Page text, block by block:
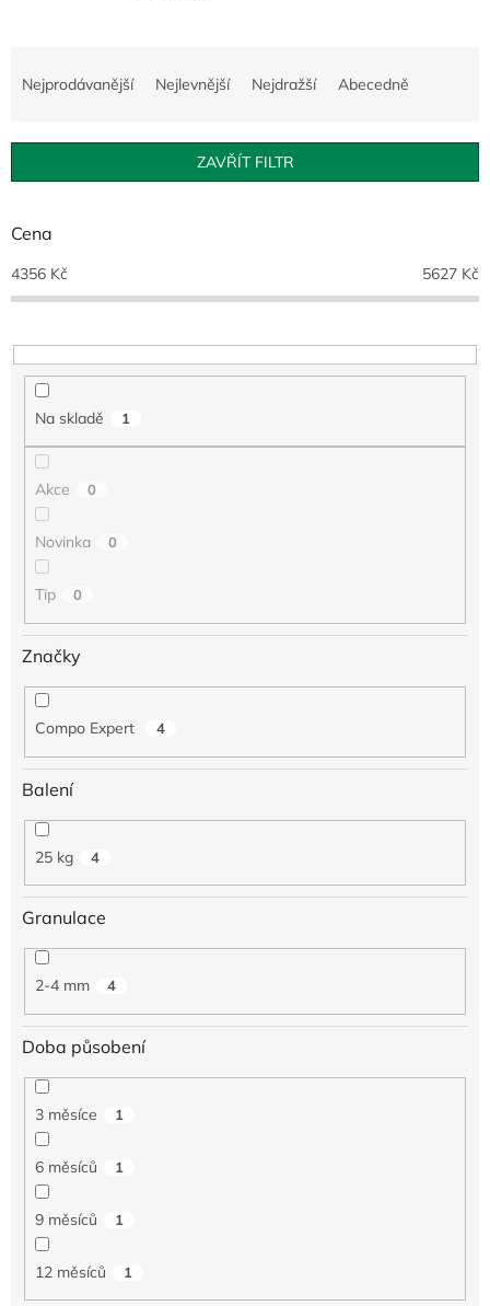
í
r
d
u
t
ů
Nejprodávanější Nejlevnější Nejdražší Abecedně
ZAVŘÍT FILTR
Cena
4356 Kč 5627 Kč
Na skladě 1
Akce 0
Novinka 0
Tip 0
Značky
Compo Expert 4
Balení
25 kg 4
Granulace
2-4 mm 4
Doba působení
3 měsíce 1
6 měsíců 1
9 měsíců 1
12 měsíců 1